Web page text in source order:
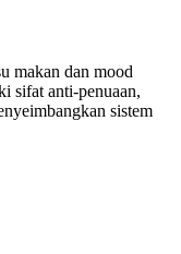
makan dan mood
sifat anti-penuaan,
sistem